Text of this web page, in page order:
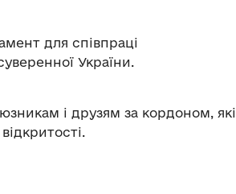
для співпраці
України.
і друзям за кордоном, які